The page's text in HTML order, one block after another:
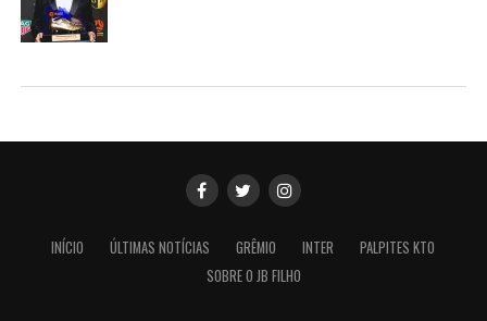
INÍCIO ÚLTIMAS NOTÍCIAS GRÊMIO INTER
PALPITES KTO
SOBRE O JB FILHO